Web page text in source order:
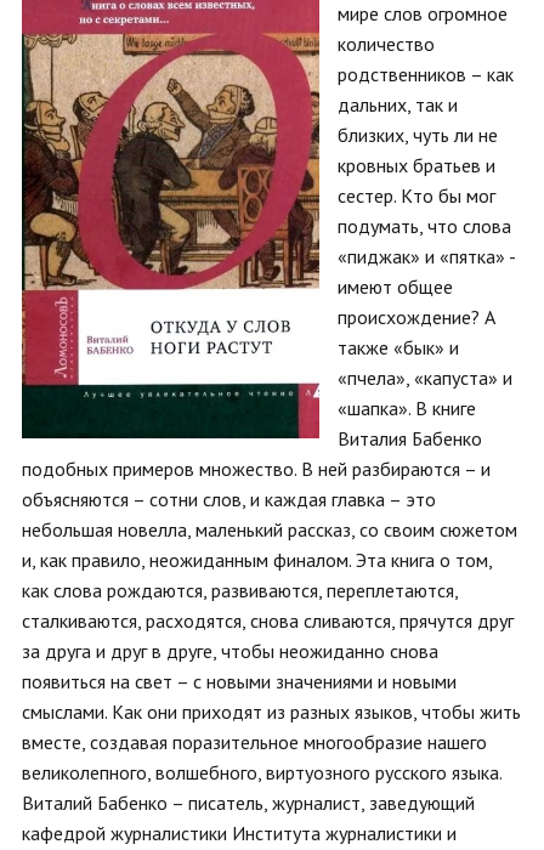
мире слов огромное
количество
родственников – как
дальних, так и
близких, чуть ли не
кровных братьев и
сестер. Кто бы мог
подумать, что слова
«пиджак» и «пятка» -
имеют общее
происхождение? А
также «бык» и
«пчела», «капуста» и
«шапка». В книге
Виталия Бабенко
подобных примеров множество. В ней разбираются – и
объясняются – сотни слов, и каждая главка – это
небольшая новелла, маленький рассказ, со своим сюжетом
и, как правило, неожиданным финалом. Эта книга о том,
как слова рождаются, развиваются, переплетаются,
сталкиваются, расходятся, снова сливаются, прячутся друг
за друга и друг в друге, чтобы неожиданно снова
появиться на свет – с новыми значениями и новыми
смыслами. Как они приходят из разных языков, чтобы жить
вместе, создавая поразительное многообразие нашего
великолепного, волшебного, виртуозного русского языка.
Виталий Бабенко – писатель, журналист, заведующий
кафедрой журналистики Института журналистики и